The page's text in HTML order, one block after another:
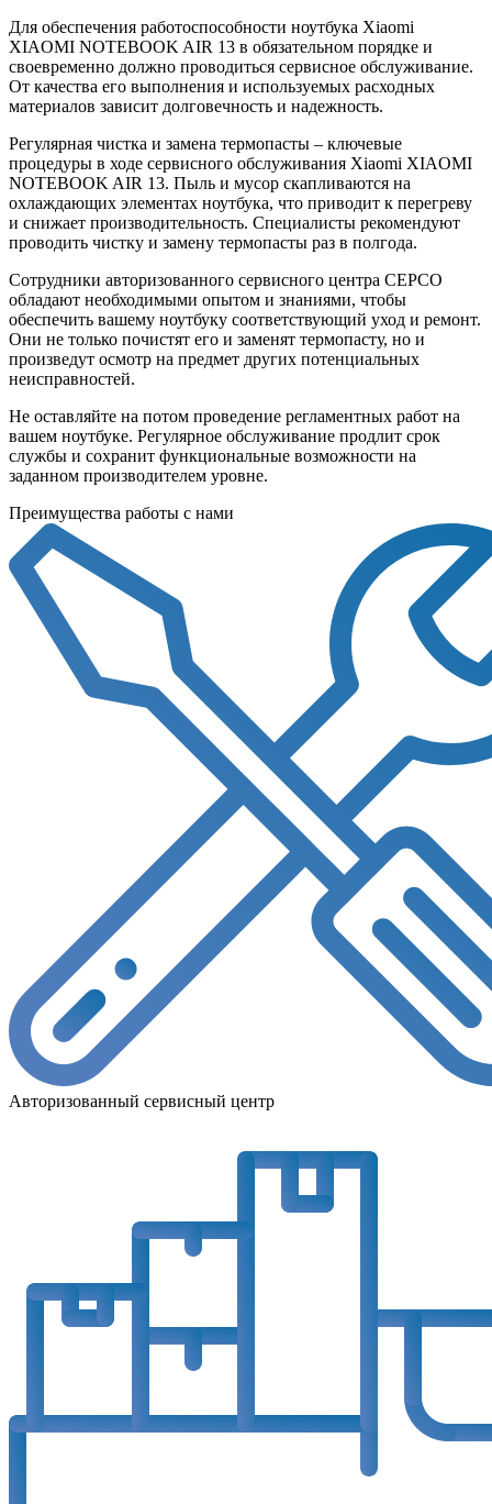
Для обеспечения работоспособности ноутбука Xiaomi
XIAOMI NOTEBOOK AIR 13 в обязательном порядке и
своевременно должно проводиться сервисное обслуживание.
От качества его выполнения и используемых расходных
материалов зависит долговечность и надежность.
Регулярная чистка и замена термопасты – ключевые
процедуры в ходе сервисного обслуживания Xiaomi XIAOMI
NOTEBOOK AIR 13. Пыль и мусор скапливаются на
охлаждающих элементах ноутбука, что приводит к перегреву
и снижает производительность. Специалисты рекомендуют
проводить чистку и замену термопасты раз в полгода.
Сотрудники авторизованного сервисного центра СЕРСО
обладают необходимыми опытом и знаниями, чтобы
обеспечить вашему ноутбуку соответствующий уход и ремонт.
Они не только почистят его и заменят термопасту, но и
произведут осмотр на предмет других потенциальных
неисправностей.
Не оставляйте на потом проведение регламентных работ на
вашем ноутбуке. Регулярное обслуживание продлит срок
службы и сохранит функциональные возможности на
заданном производителем уровне.
Преимущества работы с нами
Авторизованный сервисный центр